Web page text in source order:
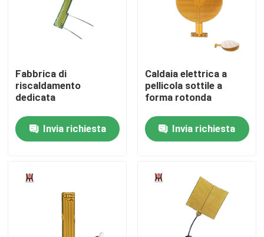
Controllo di qualità
Notizie
Radiatore flessibile del film
Radiatore del film di pi
Fabbrica di
riscaldamento
dedicata
Invia richiesta
Caldaia elettrica a
pellicola sottile a
forma rotonda
Invia richiesta